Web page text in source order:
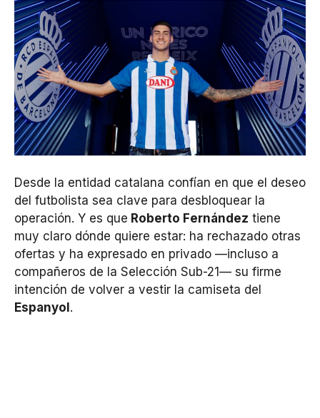
Desde la entidad catalana confían en que el deseo
del futbolista sea clave para desbloquear la
operación. Y es que Roberto Fernández tiene
muy claro dónde quiere estar: ha rechazado otras
ofertas y ha expresado en privado —incluso a
compañeros de la Selección Sub-21— su firme
intención de volver a vestir la camiseta del
Espanyol.